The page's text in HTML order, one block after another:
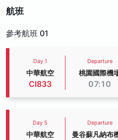
航班
參考航班 01
Day 1
中華航空
CI833
Departure
桃園國際機
07:10
Day 5
中華航空
Departure
曼谷蘇凡納布